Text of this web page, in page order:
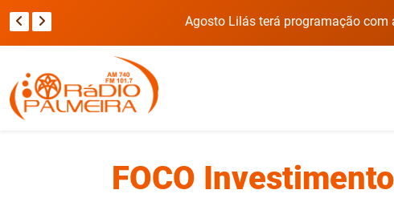
FOCO